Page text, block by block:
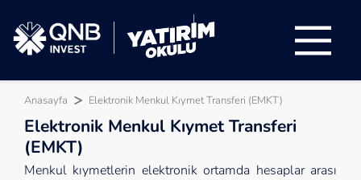
Anasayfa Elektronik Menkul Kıymet Transferi (EMKT)
Elektronik Menkul Kıymet Transferi
(EMKT)
Menkul kıymetlerin elektronik ortamda hesaplar arası